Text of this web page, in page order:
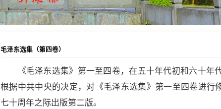
毛泽东选集（第四卷）
《毛泽东选集》第一至四卷，在五十年代初和六十年代
根据中共中央的决定，对《毛泽东选集》第一至四卷进行
七十周年之际出版第二版。